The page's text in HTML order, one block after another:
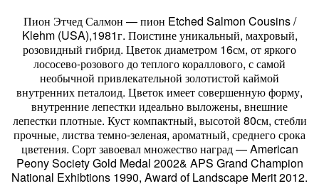
Пион Этчед Салмон — пион Etched Salmon Cousins /
Klehm (USA),1981г. Поистине уникальный, махровый,
розовидный гибрид. Цветок диаметром 16см, от яркого
лососево-розового до теплого кораллового, с самой
необычной привлекательной золотистой каймой
внутренних петалоид. Цветок имеет совершенную форму,
внутренние лепестки идеально выложены, внешние
лепестки плотные. Куст компактный, высотой 80см, стебли
прочные, листва темно-зеленая, ароматный, среднего срока
цветения. Сорт завоевал множество наград — American
Peony Society Gold Medal 2002& APS Grand Champion
National Exhibtions 1990, Award of Landscape Merit 2012.